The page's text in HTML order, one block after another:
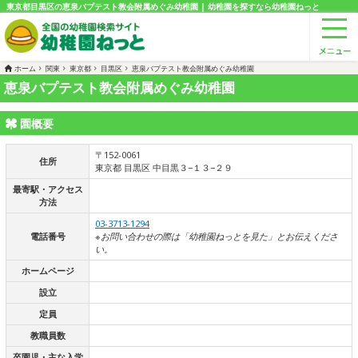
東京都目黒区の恵泉バプテスト教会附属めぐみ幼稚園 | 幼稚園を探すなら幼稚園ねっと
ホーム 関東 東京都 目黒区 恵泉バプテスト教会附属めぐみ幼稚園
恵泉バプテスト教会附属めぐみ幼稚園
園概要
住所
〒152-0061
東京都 目黒区 中目黒３−１３−２９
最寄駅・アクセス
方法
電話番号
03-3713-1294
※お問い合わせの際は「幼稚園ねっとを見た」とお伝えくださ
い。
ホームページ
設立
定員
教職員数